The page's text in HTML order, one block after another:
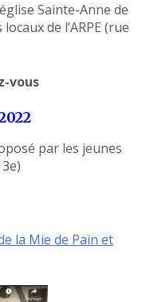
Sainte-Anne de
de l’ARPE (rue
vous
par les jeunes
la Mie de Pain et